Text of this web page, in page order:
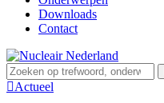
Downloads
Contact
Actueel